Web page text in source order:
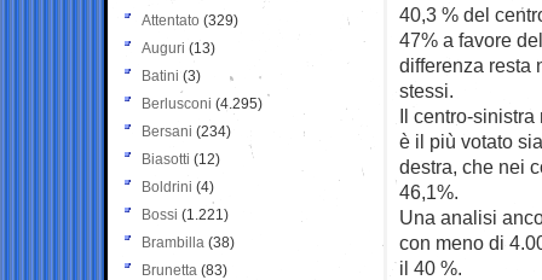
40,3 % del
47% a favore
differenza resta
stessi.
Il centro-
è il più votato
destra, che nei
46,1%.
Una analisi
con meno di
il 40 %.
Attentato (329)
Auguri (13)
Batini (3)
Berlusconi (4.295)
Bersani (234)
Biasotti (12)
Boldrini (4)
Bossi (1.221)
Brambilla (38)
Brunetta (83)